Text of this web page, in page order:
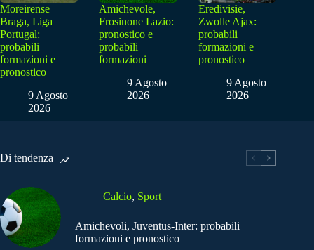
Moreirense
Braga, Liga
Portugal:
probabili
formazioni e
pronostico
9 Agosto
2026
Amichevole,
Frosinone Lazio:
pronostico e
probabili
formazioni
9 Agosto
2026
Eredivisie,
Zwolle Ajax:
probabili
formazioni e
pronostico
9 Agosto
2026
Di tendenza
Calcio, Sport
Amichevoli, Juventus-Inter: probabili
formazioni e pronostico